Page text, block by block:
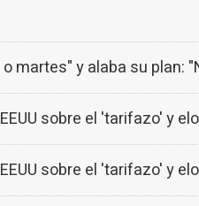
martes" y alaba su plan:
sobre el 'tarifazo' y
sobre el 'tarifazo' y